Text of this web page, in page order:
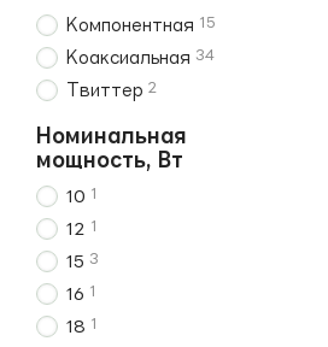
Компонентная 15
Коаксиальная 34
Твиттер 2
Номинальная
мощность, Вт
10 1
12 1
15 3
16 1
18 1